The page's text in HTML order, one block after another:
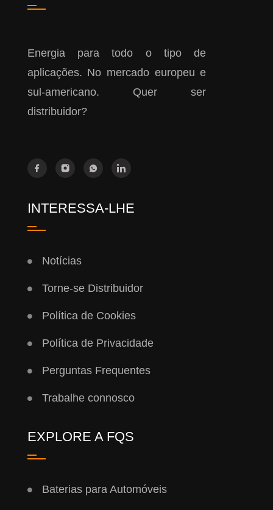
Energia para todo o tipo de
aplicações. No mercado europeu e
sul-americano. Quer ser
distribuidor?
INTERESSA-LHE
Notícias
Torne-se Distribuidor
Política de Cookies
Política de Privacidade
Perguntas Frequentes
Trabalhe connosco
EXPLORE A FQS
Baterias para Automóveis